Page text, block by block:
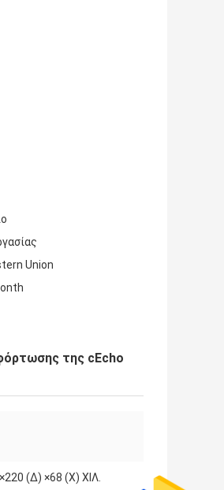
Union
της cEcho
(Δ) ×68 (Χ) ΧΙΛ.